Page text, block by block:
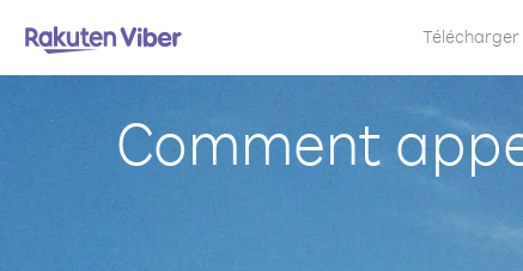
Télécharger
Comment